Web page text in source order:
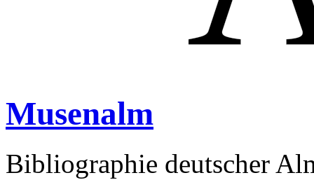
Musenalm
Bibliographie deutscher